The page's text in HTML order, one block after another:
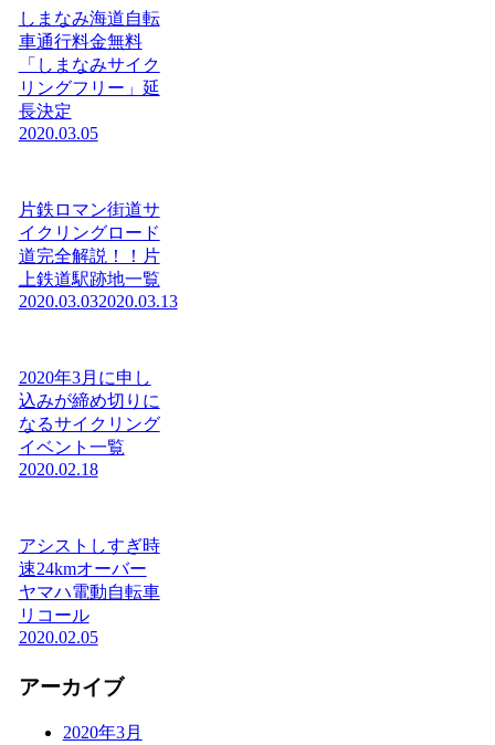
しまなみ海道自転
車通行料金無料
「しまなみサイク
リングフリー」延
長決定
2020.03.05
片鉄ロマン街道サ
イクリングロード
道完全解説！！片
上鉄道駅跡地一覧
2020.03.032020.03.13
2020年3月に申し
込みが締め切りに
なるサイクリング
イベント一覧
2020.02.18
アシストしすぎ時
速24kmオーバー
ヤマハ電動自転車
リコール
2020.02.05
アーカイブ
2020年3月